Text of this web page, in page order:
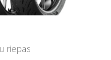
riepas